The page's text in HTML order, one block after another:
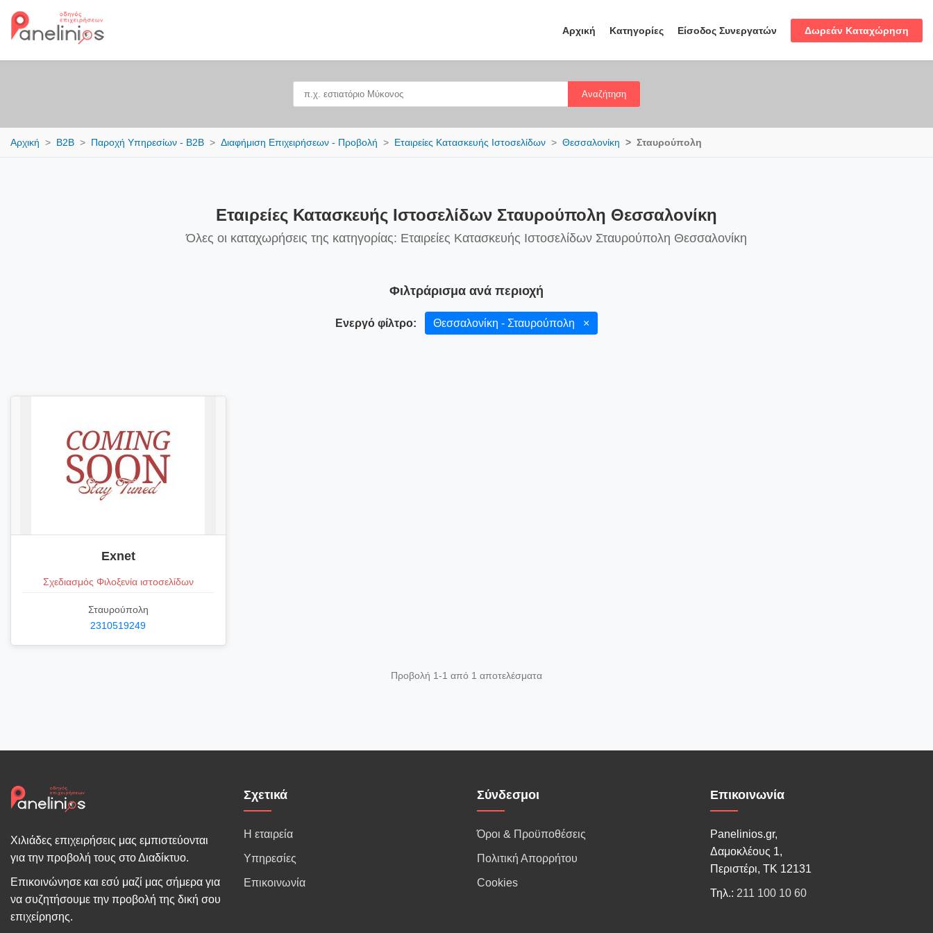
Αρχική Κατηγορίες Είσοδος Συνεργατών Δωρεάν Καταχώρηση
Αναζήτηση
Αρχική B2B Παροχή Υπηρεσίων - B2B Διαφήμιση Επιχειρήσεων - Προβολή Εταιρείες Κατασκευής Ιστοσελίδων Θεσσαλονίκη Σταυρούπολη
Εταιρείες Κατασκευής Ιστοσελίδων Σταυρούπολη Θεσσαλονίκη
Όλες οι καταχωρήσεις της κατηγορίας: Εταιρείες Κατασκευής Ιστοσελίδων Σταυρούπολη Θεσσαλονίκη
Φιλτράρισμα ανά περιοχή
Ενεργό φίλτρο: Θεσσαλονίκη - Σταυρούπολη ×
Exnet
Σχεδιασμός Φιλοξενία ιστοσελίδων
Σταυρούπολη
2310519249
Προβολή 1-1 από 1 αποτελέσματα
Χιλιάδες επιχειρήσεις μας εμπιστεύονται
για την προβολή τους στο Διαδίκτυο.
Επικοινώνησε και εσύ μαζί μας σήμερα για
να συζητήσουμε την προβολή της δική σου
επιχείρησης.
Σχετικά
Η εταιρεία
Υπηρεσίες
Επικοινωνία
Σύνδεσμοι
Όροι & Προϋποθέσεις
Πολιτική Απορρήτου
Cookies
Επικοινωνία
Panelinios.gr,
Δαμοκλέους 1,
Περιστέρι, ΤΚ 12131
Τηλ.: 211 100 10 60